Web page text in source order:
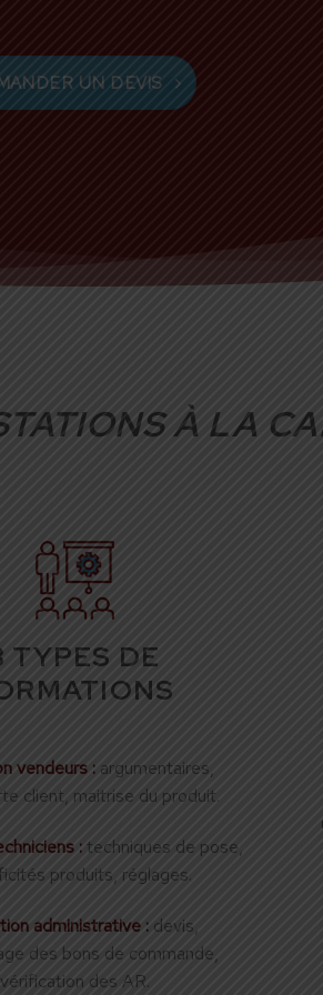
UN DEVIS
À LA
TYPES DE
vendeurs : argumentaires,
client, maitrise du produit.
:techniques de pose,
produits, réglages.
administrative : devis,
des bons de commande,
vérification des AR.